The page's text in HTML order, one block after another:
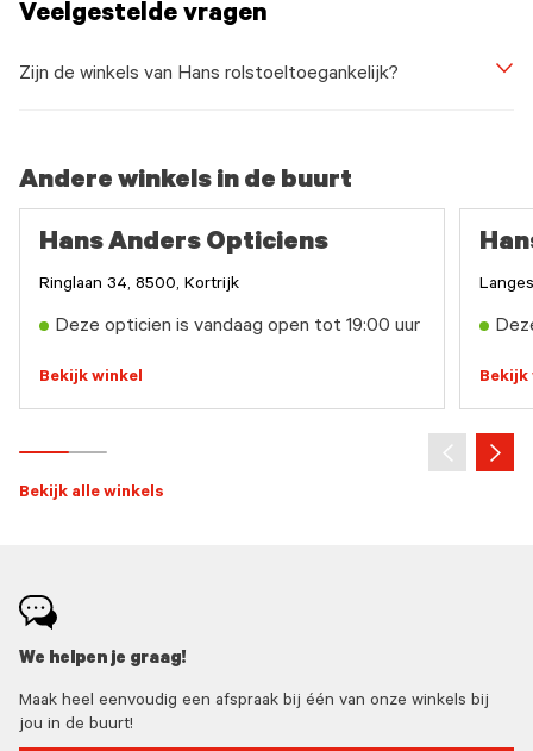
Veelgestelde vragen
Zijn de winkels van Hans rolstoeltoegankelijk?
Andere winkels in de buurt
Hans Anders Opticiens
Ringlaan 34, 8500, Kortrijk
Deze opticien is vandaag open tot 19:00 uur
Bekijk winkel Bekijk
Bekijk alle winkels
We helpen je graag!
Maak heel eenvoudig een afspraak bij één van onze winkels bij
jou in de buurt!